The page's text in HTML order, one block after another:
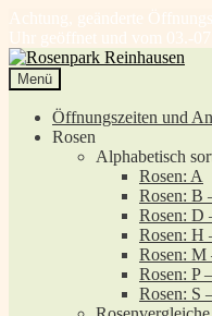
Achtung, geänderte
Uhr geöffnet und vom 03.-
Zur
Navigation
springen
Zum
Inhalt
springen
Menü
Öffnungszeiten und
Rosen
Alphabetisch
Rosen: A
Rosen: B
Rosen: D
Rosen: H
Rosen: M
Rosen: P
Rosen: S